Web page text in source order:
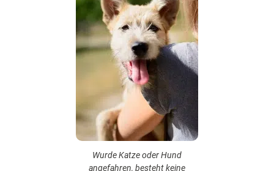
Wurde Katze oder Hund
angefahren, besteht keine